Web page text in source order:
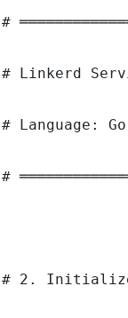
#
# Linkerd
# Language:
#
# 2.